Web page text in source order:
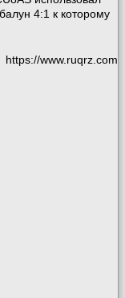
4:1 к которому
https://www.ruqrz.com